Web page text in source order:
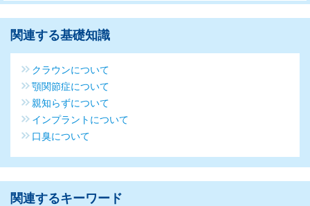
関連する基礎知識
クラウンについて
顎関節症について
親知らずについて
インプラントについて
口臭について
関連するキーワード